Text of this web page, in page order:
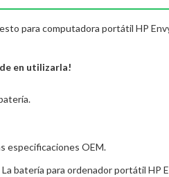
para computadora portátil HP
en utilizarla!
especificaciones OEM.
batería para ordenador portátil HP